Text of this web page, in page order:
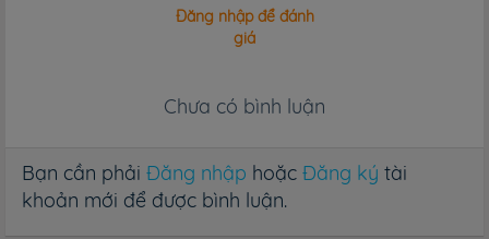
Đăng nhập để đánh
giá
Chưa có bình luận
Bạn cần phải Đăng nhập hoặc Đăng ký tài
khoản mới để được bình luận.